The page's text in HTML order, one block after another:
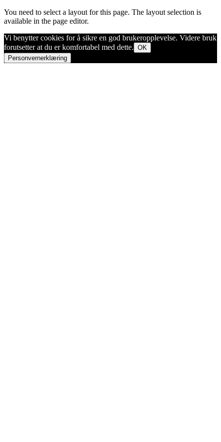
You need to select a layout for this page. The layout selection is
available in the page editor.
Vi benytter cookies for å sikre en god brukeropplevelse. Videre bruk
forutsetter at du er komfortabel med dette. OK
Personvernerklæring